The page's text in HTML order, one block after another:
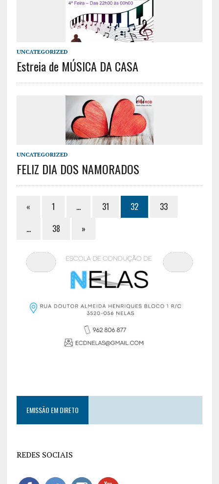
UNCATEGORIZED
Estreia de MÚSICA DA CASA
UNCATEGORIZED
FELIZ DIA DOS NAMORADOS
« 1 … 31 32
33
…
38 »
EMISSÃO EM DIRETO
REDES SOCIAIS